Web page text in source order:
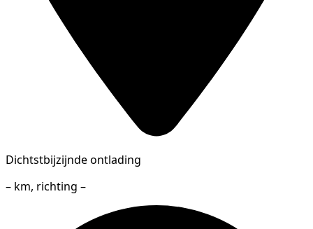
Dichtstbijzijnde ontlading
– km, richting –